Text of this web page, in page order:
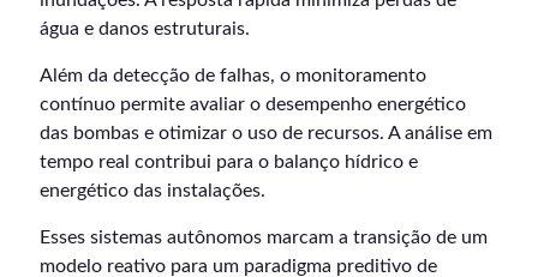
água e danos estruturais.
Além da detecção de falhas, o monitoramento
contínuo permite avaliar o desempenho energético
das bombas e otimizar o uso de recursos. A análise em
tempo real contribui para o balanço hídrico e
energético das instalações.
Esses sistemas autônomos marcam a transição de um
modelo reativo para um paradigma preditivo de